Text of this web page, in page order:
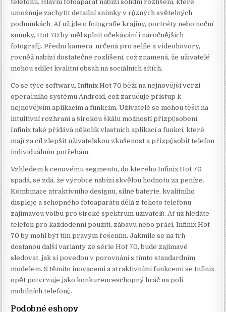
telefonu. Hlavní fotoaparát nabízí solidní rozlišení, které
umožňuje zachytit detailní snímky v různých světelných
podmínkách. Ať už jde o fotografie krajiny, portréty nebo noční
snímky, Hot 70 by měl splnit očekávání i náročnějších
fotografů. Přední kamera, určená pro selfie a videohovory,
rovněž nabízí dostatečné rozlišení, což znamená, že uživatelé
mohou sdílet kvalitní obsah na sociálních sítích.
Co se týče softwaru, Infinix Hot 70 běží na nejnovější verzi
operačního systému Android, což zaručuje přístup k
nejnovějším aplikacím a funkcím. Uživatelé se mohou těšit na
intuitivní rozhraní a širokou škálu možností přizpůsobení.
Infinix také přidává několik vlastních aplikací a funkcí, které
mají za cíl zlepšit uživatelskou zkušenost a přizpůsobit telefon
individuálním potřebám.
Vzhledem k cenovému segmentu, do kterého Infinix Hot 70
spadá, se zdá, že výrobce nabízí skvělou hodnotu za peníze.
Kombinace atraktivního designu, silné baterie, kvalitního
displeje a schopného fotoaparátu dělá z tohoto telefonu
zajímavou volbu pro široké spektrum uživatelů. Ať už hledáte
telefon pro každodenní použití, zábavu nebo práci, Infinix Hot
70 by mohl být tím pravým řešením. Jakmile se na trh
dostanou další varianty ze série Hot 70, bude zajímavé
sledovat, jak si povedou v porovnání s tímto standardním
modelem. S těmito inovacemi a atraktivními funkcemi se Infinix
opět potvrzuje jako konkurenceschopný hráč na poli
mobilních telefonů.
Podobné eshopy